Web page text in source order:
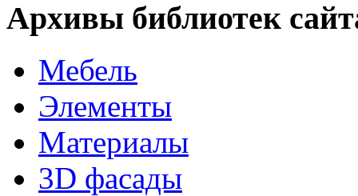
Архивы библиотек
Мебель
Элементы
Материалы
3D фасады